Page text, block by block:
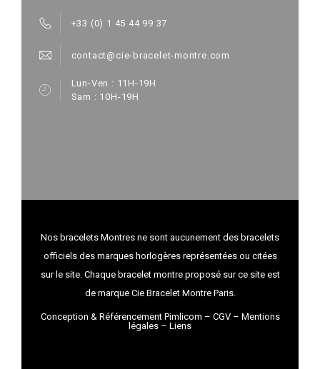
+33 (0) 1 45 44 99 37
contact@cie-bracelet-montre.com
Lun-Ven : 11H-19H
Sam : 10H-19H
Nos bracelets Montres ne sont aucunement des bracelets
officiels des marques horlogères représentées ou citées
sur le site. Chaque bracelet montre proposé sur ce site est
de marque Cie Bracelet Montre Paris.
Conception & Référencement Pimlicom – CGV– Mentions
légales – Liens